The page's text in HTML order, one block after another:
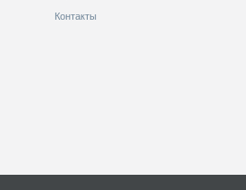
Контакты